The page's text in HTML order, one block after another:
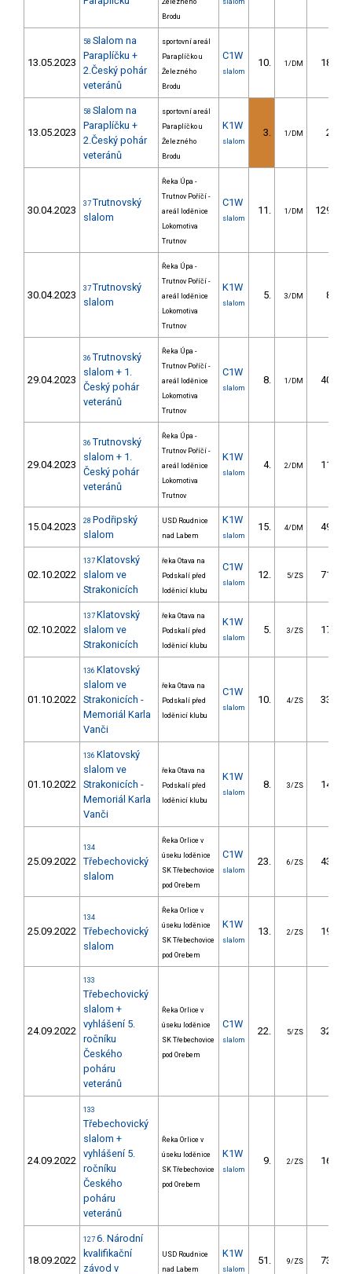
Železného
Brodu
slalom
13.05.2023
58 Slalom na
Paraplíčku +
2.Český pohár
veteránů
sportovní areál
Paraplíčko u
Železného
Brodu
C1W
slalom
10. 1/DM 18.70
13.05.2023
58 Slalom na
Paraplíčku +
2.Český pohár
veteránů
sportovní areál
Paraplíčko u
Železného
Brodu
K1W
slalom
3. 1/DM 2.90
30.04.2023
37 Trutnovský
slalom
Řeka Úpa -
Trutnov Poříčí -
areál loděnice
Lokomotiva
Trutnov
C1W
slalom
11. 1/DM 129.78
30.04.2023
37 Trutnovský
slalom
Řeka Úpa -
Trutnov Poříčí -
areál loděnice
Lokomotiva
Trutnov
K1W
slalom
5. 3/DM 8.06
29.04.2023
36 Trutnovský
slalom + 1.
Český pohár
veteránů
Řeka Úpa -
Trutnov Poříčí -
areál loděnice
Lokomotiva
Trutnov
C1W
slalom
8. 1/DM 40.93
29.04.2023
36 Trutnovský
slalom + 1.
Český pohár
veteránů
Řeka Úpa -
Trutnov Poříčí -
areál loděnice
Lokomotiva
Trutnov
K1W
slalom
4. 2/DM 11.73
15.04.2023 28 Podřipský
slalom
USD Roudnice
nad Labem
K1W
slalom
15. 4/DM 49.44
02.10.2022
137 Klatovský
slalom ve
Strakonicích
řeka Otava na
Podskalí před
loděnicí klubu
C1W
slalom
12. 5/ZS 71.05
02.10.2022
137 Klatovský
slalom ve
Strakonicích
řeka Otava na
Podskalí před
loděnicí klubu
K1W
slalom
5. 3/ZS 17.84
01.10.2022
136 Klatovský
slalom ve
Strakonicích -
Memoriál Karla
Vanči
řeka Otava na
Podskalí před
loděnicí klubu
C1W
slalom
10. 4/ZS 33.58
01.10.2022
136 Klatovský
slalom ve
Strakonicích -
Memoriál Karla
Vanči
řeka Otava na
Podskalí před
loděnicí klubu
K1W
slalom
8. 3/ZS 14.15
25.09.2022
134
Třebechovický
slalom
Řeka Orlice v
úseku loděnice
SK Třebechovice
pod Orebem
C1W
slalom
23. 6/ZS 43.97
25.09.2022
134
Třebechovický
slalom
Řeka Orlice v
úseku loděnice
SK Třebechovice
pod Orebem
K1W
slalom
13. 2/ZS 19.85
24.09.2022
133
Třebechovický
slalom +
vyhlášení 5.
ročníku
Českého
poháru
veteránů
Řeka Orlice v
úseku loděnice
SK Třebechovice
pod Orebem
C1W
slalom
22. 5/ZS 32.98
24.09.2022
133
Třebechovický
slalom +
vyhlášení 5.
ročníku
Českého
poháru
veteránů
Řeka Orlice v
úseku loděnice
SK Třebechovice
pod Orebem
K1W
slalom
9. 2/ZS 16.33
18.09.2022
127 6. Národní
kvalifikační
závod v
USD Roudnice
nad Labem
K1W
slalom
51. 9/ZS 73.83